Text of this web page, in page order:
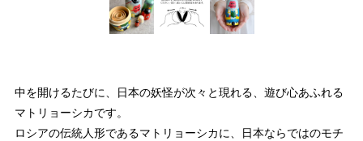
中を開けるたびに、日本の妖怪が次々と現れる、遊び心あふれる
マトリョーシカです。
ロシアの伝統人形であるマトリョーシカに、日本ならではのモチ